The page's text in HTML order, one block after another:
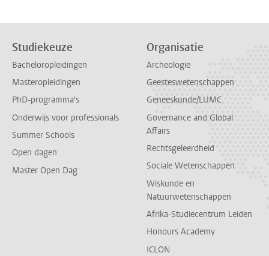
Studiekeuze
Bacheloropleidingen
Masteropleidingen
PhD-programma's
Onderwijs voor professionals
Summer Schools
Open dagen
Master Open Dag
Organisatie
Archeologie
Geesteswetenschappen
Geneeskunde/LUMC
Governance and Global
Affairs
Rechtsgeleerdheid
Sociale Wetenschappen
Wiskunde en
Natuurwetenschappen
Afrika-Studiecentrum Leiden
Honours Academy
ICLON